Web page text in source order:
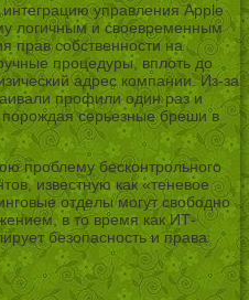
управления Apple
логичным и своевременным
прав собственности на
процедуры, вплоть до
адрес компании. Из-за
профили один раз и
серьезные бреши в
проблему бесконтрольного
известную как «теневое
отделы могут свободно
в то время как ИТ-
безопасность и права